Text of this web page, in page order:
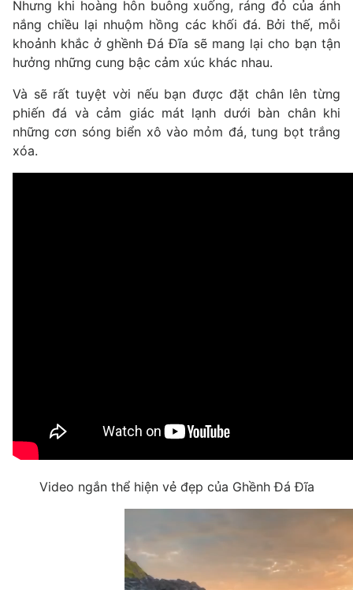
Nhưng khi hoàng hôn buông xuống, ráng đỏ của ánh
nắng chiều lại nhuộm hồng các khối đá. Bởi thế, mỗi
khoảnh khắc ở ghềnh Đá Đĩa sẽ mang lại cho bạn tận
hưởng những cung bậc cảm xúc khác nhau.
Và sẽ rất tuyệt vời nếu bạn được đặt chân lên từng
phiến đá và cảm giác mát lạnh dưới bàn chân khi
những cơn sóng biển xô vào mỏm đá, tung bọt trắng
xóa.
Video ngắn thể hiện vẻ đẹp của Ghềnh Đá Đĩa